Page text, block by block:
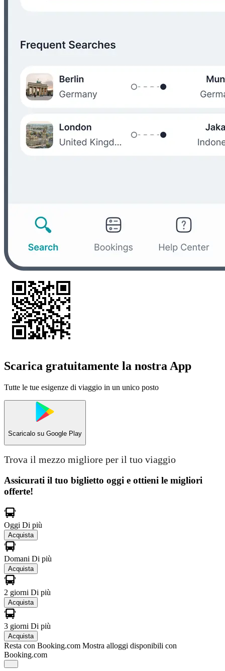
Scarica gratuitamente la nostra App
Tutte le tue esigenze di viaggio in un unico posto
Scaricalo su Google Play
Trova il mezzo migliore per il tuo viaggio
Assicurati il ​​tuo biglietto oggi e ottieni le migliori
offerte!
Oggi Di più
Acquista
Domani Di più
Acquista
2 giorni Di più
Acquista
3 giorni Di più
Acquista
Resta con Booking.com Mostra alloggi disponibili con
Booking.com